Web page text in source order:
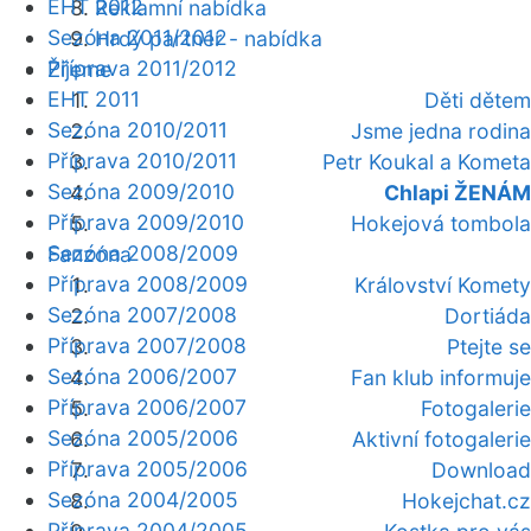
Reklamní nabídka
Hrdý partner - nabídka
Žijeme
Děti dětem
Jsme jedna rodina
Petr Koukal a Kometa
Chlapi ŽENÁM
Hokejová tombola
Fanzóna
Království Komety
Dortiáda
Ptejte se
Fan klub informuje
Fotogalerie
Aktivní fotogalerie
Download
Hokejchat.cz
EHT 2012
Sezóna 2011/2012
Příprava 2011/2012
EHT 2011
Sezóna 2010/2011
Příprava 2010/2011
Sezóna 2009/2010
Příprava 2009/2010
Sezóna 2008/2009
Příprava 2008/2009
Sezóna 2007/2008
Příprava 2007/2008
Sezóna 2006/2007
Příprava 2006/2007
Sezóna 2005/2006
Příprava 2005/2006
Sezóna 2004/2005